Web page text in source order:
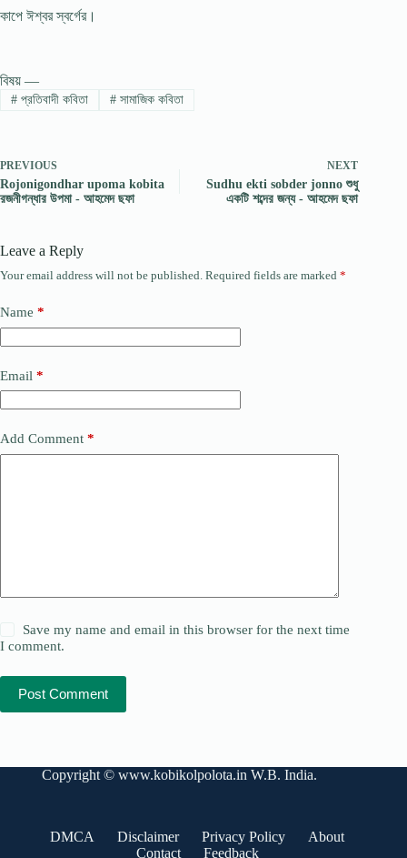
কাপে ঈশ্বর স্বর্গের।
বিষয় —
#প্রতিবাদী কবিতা #সামাজিক কবিতা
PREVIOUS
Rojonigondhar upoma kobita
রজনীগন্ধার উপমা - আহমেদ ছফা
NEXT
Sudhu ekti sobder jonno শুধু
একটি শব্দের জন্য - আহমেদ ছফা
Leave a Reply
Your email address will not be published. Required fields are marked *
Name *
Email *
Add Comment *
Save my name and email in this browser for the next time
I comment.
Post Comment
Copyright © www.kobikolpolota.in W.B. India.
DMCA Disclaimer Privacy Policy
About
Contact
Feedback